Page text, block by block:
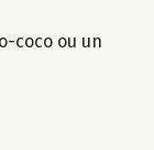
coco ou un